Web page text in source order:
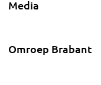
Media
Omroep Brabant